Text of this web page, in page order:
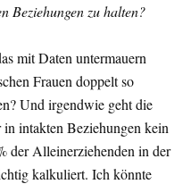
Beziehungen zu halten?
mit Daten untermauern
Frauen doppelt so
Und irgendwie geht die
intakten Beziehungen kein
der Alleinerziehenden in der
kalkuliert. Ich könnte